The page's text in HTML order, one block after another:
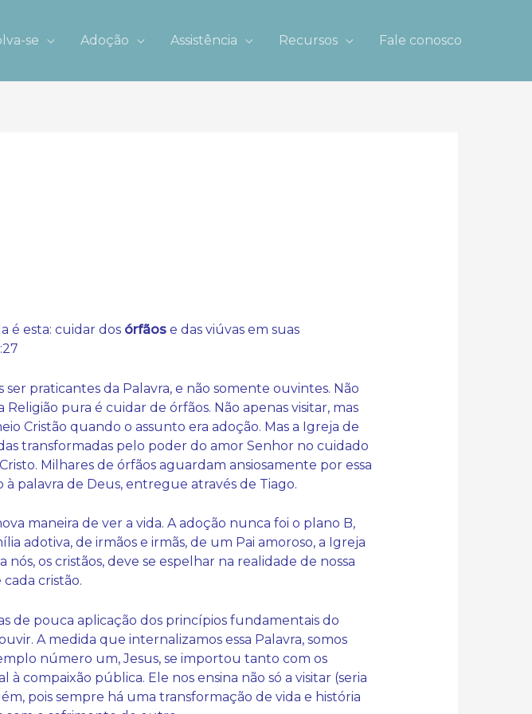
se Adoção Assistência Recursos Fale conosco
é esta: cuidar dos órfãose das viúvas em suas
praticantes da Palavra, e não somente ouvintes. Não
pura é cuidar de órfãos. Não apenas visitar, mas
Cristão quando o assunto era adoção. Mas a Igreja de
transformadas pelo poder do amor Senhor no cuidado
Milhares de órfãos aguardam ansiosamente por essa
palavra de Deus, entregue através de Tiago.
maneira de ver a vida. A adoção nunca foi o plano B,
adotiva, de irmãos e irmãs, de um Pai amoroso, a Igreja
os cristãos, deve se espelhar na realidade de nossa
cristão.
de pouca aplicação dos princípios fundamentais do
A medida que internalizamos essa Palavra, somos
número um, Jesus, se importou tanto com os
compaixão pública. Ele nos ensina não só a visitar (seria
pois sempre há uma transformação de vida e história